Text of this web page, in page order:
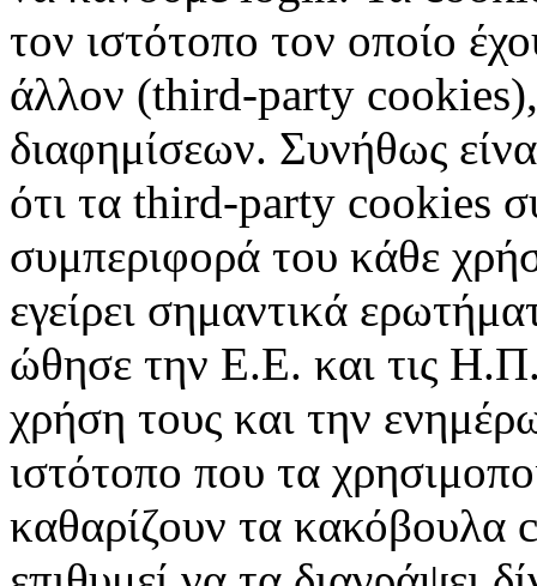
τον ιστότοπο τον οποίο
άλλον (third-party
διαφημίσεων. Συνήθως
ότι τα third-party cookies
συμπεριφορά του κάθε
εγείρει σημαντικά
ώθησε την Ε.Ε. και τις
χρήση τους και την
ιστότοπο που τα
καθαρίζουν τα κακόβουλα